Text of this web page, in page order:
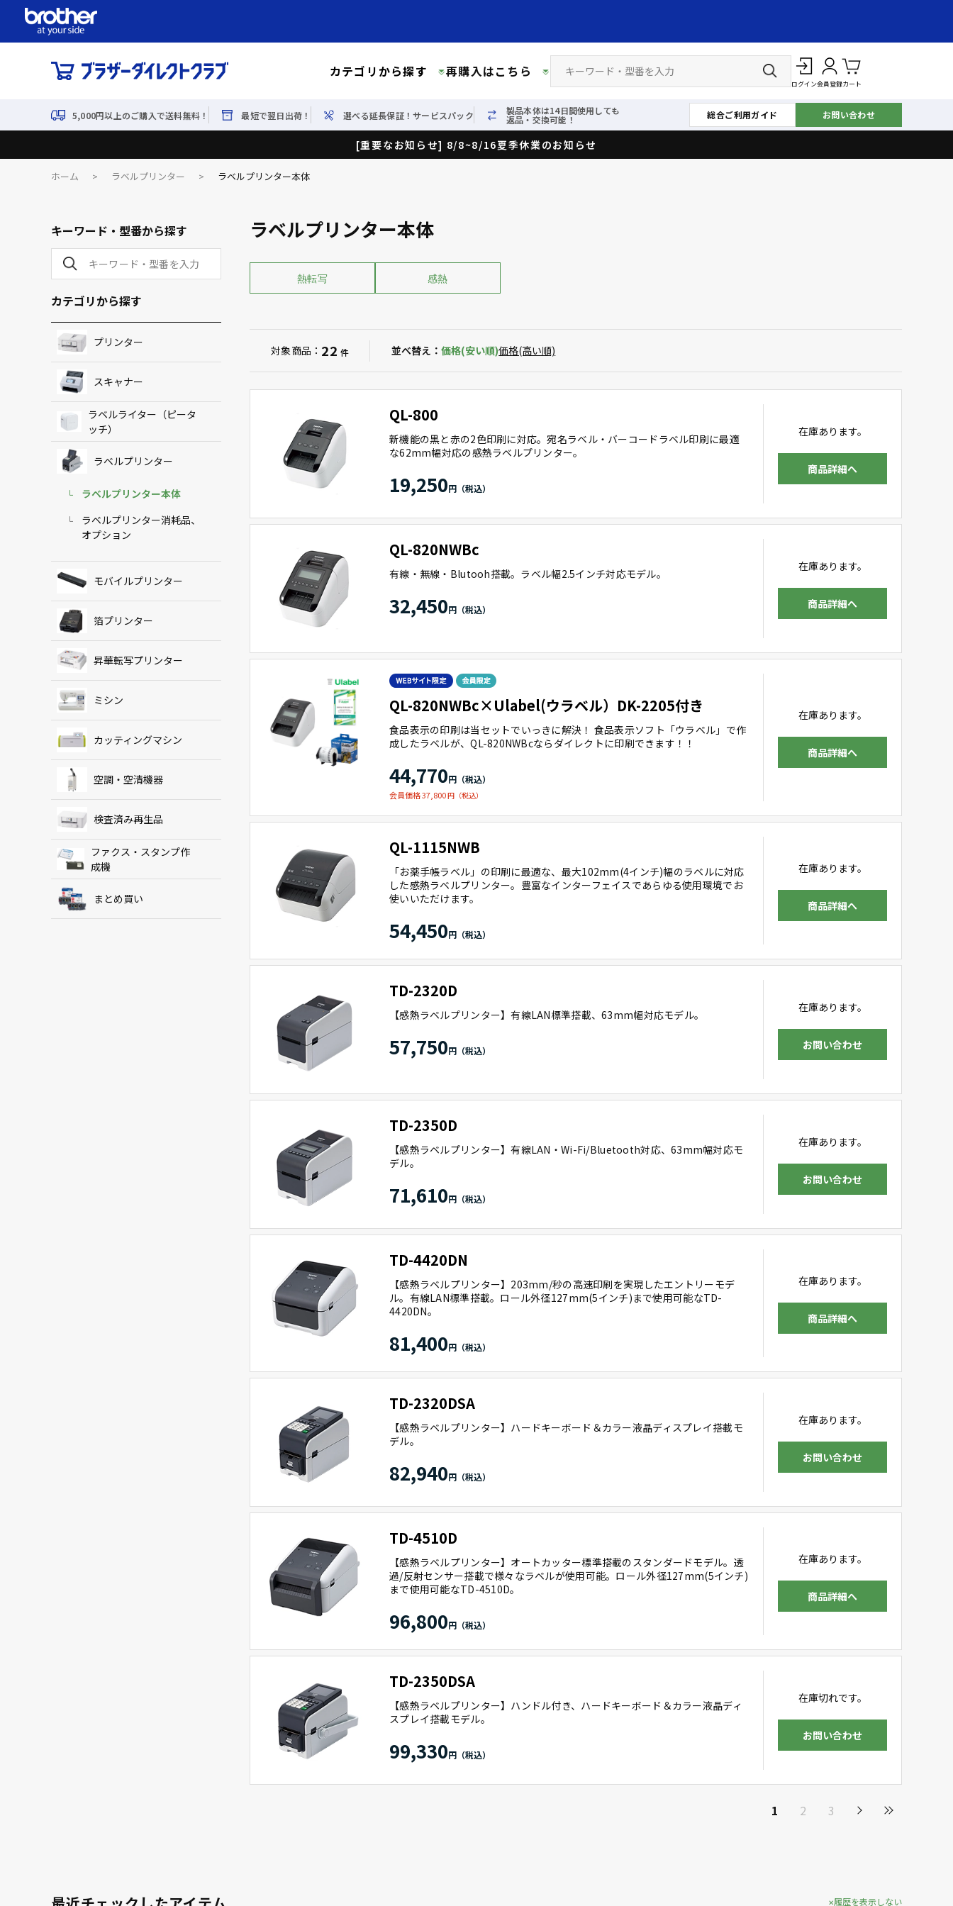
カテゴリから探す 再購入はこちら
ログイン会員登録カート
5,000円以上のご購入で送料無料！ 最短で翌日出荷！ 選べる延長保証！サービスパック 製品本体は14日間使用しても
返品・交換可能！ 総合ご利用ガイド お問い合わせ
[重要なお知らせ] 8/8~8/16夏季休業のお知らせ
ホーム > ラベルプリンター > ラベルプリンター本体
キーワード・型番から探す
カテゴリから探す
プリンター
スキャナー
ラベルライター（ピータ
ッチ）
ラベルプリンター
ラベルプリンター本体
ラベルプリンター消耗品、
オプション
モバイルプリンター
箔プリンター
昇華転写プリンター
ミシン
カッティングマシン
空調・空清機器
検査済み再生品
ファクス・スタンプ作
成機
まとめ買い
ラベルプリンター本体
熱転写 感熱
対象商品： 22 件 並べ替え：価格(安い順)価格(高い順)
QL-800
新機能の黒と赤の2色印刷に対応。宛名ラベル・バーコードラベル印刷に最適
な62mm幅対応の感熱ラベルプリンター。
19,250
在庫あります。
商品詳細へ
QL-820NWBc
有線・無線・Blutooh搭載。ラベル幅2.5インチ対応モデル。
32,450
在庫あります。
商品詳細へ
QL-820NWBc×Ulabel(ウラベル）DK-2205付き
食品表示の印刷は当セットでいっきに解決！ 食品表示ソフト「ウラベル」で作
成したラベルが、QL-820NWBcならダイレクトに印刷できます！！
44,770
会員価格 37,800
在庫あります。
商品詳細へ
QL-1115NWB
「お薬手帳ラベル」の印刷に最適な、最大102mm(4インチ)幅のラベルに対応
した感熱ラベルプリンター。豊富なインターフェイスであらゆる使用環境でお
使いいただけます。
54,450
在庫あります。
商品詳細へ
TD-2320D
【感熱ラベルプリンター】有線LAN標準搭載、63mm幅対応モデル。
57,750
在庫あります。
お問い合わせ
TD-2350D
【感熱ラベルプリンター】有線LAN・Wi-Fi/Bluetooth対応、63mm幅対応モ
デル。
71,610
在庫あります。
お問い合わせ
TD-4420DN
【感熱ラベルプリンター】203mm/秒の高速印刷を実現したエントリーモデ
ル。有線LAN標準搭載。ロール外径127mm(5インチ)まで使用可能なTD-
4420DN。
81,400
在庫あります。
商品詳細へ
TD-2320DSA
【感熱ラベルプリンター】ハードキーボード＆カラー液晶ディスプレイ搭載モ
デル。
82,940
在庫あります。
お問い合わせ
TD-4510D
【感熱ラベルプリンター】オートカッター標準搭載のスタンダードモデル。透
過/反射センサー搭載で様々なラベルが使用可能。ロール外径127mm(5インチ)
まで使用可能なTD-4510D。
96,800
在庫あります。
商品詳細へ
TD-2350DSA
【感熱ラベルプリンター】ハンドル付き、ハードキーボード＆カラー液晶ディ
スプレイ搭載モデル。
99,330
在庫切れです。
お問い合わせ
1 2 3
履歴を表示しない